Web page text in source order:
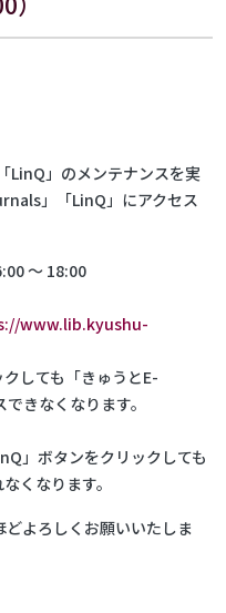
LinQ」のメンテナンスを実
」「LinQ」にアクセス
～ 18:00
www.lib.kyushu-
クしても「きゅうとE-
きなくなります。
」ボタンをクリックしても
くなります。
よろしくお願いいたしま